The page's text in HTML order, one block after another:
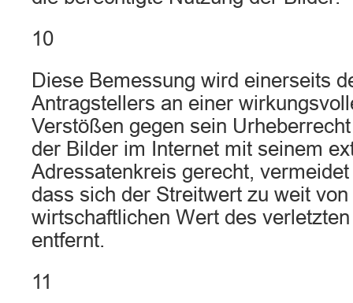
10
Diese Bemessung wird einerseits
Antragstellers an einer
Verstößen gegen sein
der Bilder im Internet mit seinem
Adressatenkreis gerecht,
dass sich der Streitwert zu weit
wirtschaftlichen Wert des
entfernt.
11